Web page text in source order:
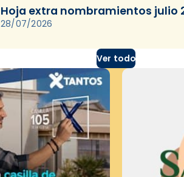
Hoja extra nombramientos julio
28/07/2026
Ver todo